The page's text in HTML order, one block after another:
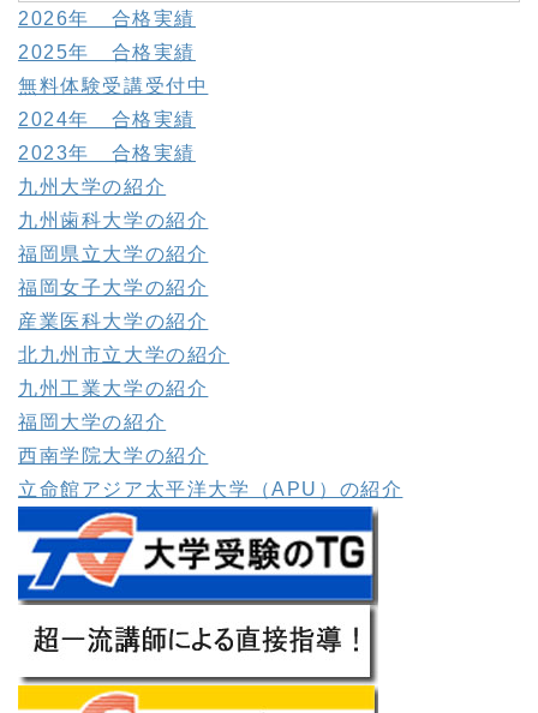
2026年 合格実績
2025年 合格実績
無料体験受講受付中
2024年 合格実績
2023年 合格実績
九州大学の紹介
九州歯科大学の紹介
福岡県立大学の紹介
福岡女子大学の紹介
産業医科大学の紹介
北九州市立大学の紹介
九州工業大学の紹介
福岡大学の紹介
西南学院大学の紹介
立命館アジア太平洋大学（APU）の紹介